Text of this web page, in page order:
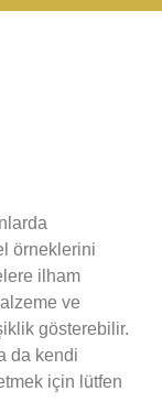
örneklerini
ilham
ve
gösterebilir.
da kendi
için lütfen